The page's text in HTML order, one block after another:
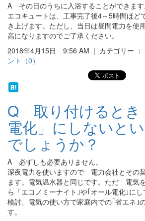
A その日のうちに入浴することができます
エコキュートは、工事完了後4～5時間ほど
き上げます。ただし、当日は昼間電力を使
高になりますのでご了承ください。
2018年4月15日 9:56 AM | カテゴリー ：
ント（0）
Q 取り付けると
電化」にしないと
でしょうか？
A 必ずしも必要ありません。
深夜電力を使いますので 電力会社とその
ます。電気温水器と同じです。ただ 電気
ら「エコノミーナイト｣や｢オール電化｣に
検討、電気の使い方で家庭内での｢省エネ｣
す。